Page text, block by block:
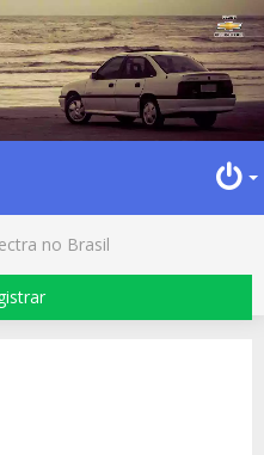
no Brasil